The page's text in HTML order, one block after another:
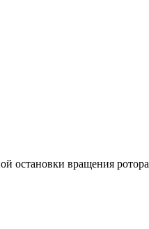
остановки вращения ротора